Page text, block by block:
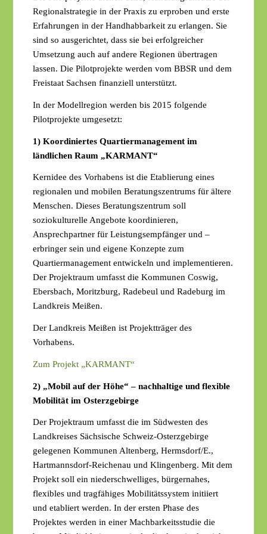
Sitzungsprotokolle
Archiv
Interner Bereich
Illustration
Regionalplan 2020
Normenkontrollurteile
Ablauf des Planverfahrens
CROSS-DATA
Regionalpläne
Pressemitteilungen
Kontakt
Leichte Sprache
Impressum
Datenschutzerklärung
Regionalstrategie in der Praxis zu erproben und erste
Erfahrungen in der Handhabbarkeit zu erlangen. Sie
sind so ausgerichtet, dass sie bei erfolgreicher
Umsetzung auch auf andere Regionen übertragen
lassen. Die Pilotprojekte werden vom BBSR und dem
Freistaat Sachsen finanziell unterstützt.
In der Modellregion werden bis 2015 folgende
Pilotprojekte umgesetzt:
1) Koordiniertes Quartiermanagement im
ländlichen Raum „KARMANT“
Kernidee des Vorhabens ist die Etablierung eines
regionalen und mobilen Beratungszentrums für ältere
Menschen. Dieses Beratungszentrum soll
soziokulturelle Angebote koordinieren,
Ansprechpartner für Leistungsempfänger und –
erbringer sein und eigene Konzepte zum
Quartiermanagement entwickeln und implementieren.
Der Projektraum umfasst die Kommunen Coswig,
Ebersbach, Moritzburg, Radebeul und Radeburg im
Landkreis Meißen.
Der Landkreis Meißen ist Projektträger des
Vorhabens.
Zum Projekt „KARMANT“
2) „Mobil auf der Höhe“ – nachhaltige und flexible
Mobilität im Osterzgebirge
Der Projektraum umfasst die im Südwesten des
Landkreises Sächsische Schweiz-Osterzgebirge
gelegenen Kommunen Altenberg, Hermsdorf/E.,
Hartmannsdorf-Reichenau und Klingenberg. Mit dem
Projekt soll ein niederschwelliges, bürgernahes,
flexibles und tragfähiges Mobilitätssystem initiiert
und etabliert werden. In der ersten Phase des
Projektes werden in einer Machbarkeitsstudie die